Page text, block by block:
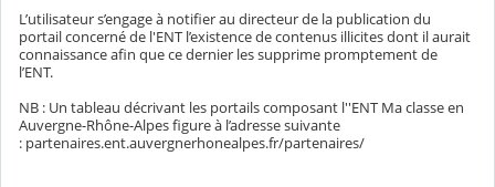
L’utilisateur s’engage à notifier au directeur de la publication du
portail concerné de l'ENT l’existence de contenus illicites dont il aurait
connaissance afin que ce dernier les supprime promptement de
l’ENT.
NB : Un tableau décrivant les portails composant l''ENT Ma classe en
Auvergne-Rhône-Alpes figure à l’adresse suivante
: partenaires.ent.auvergnerhonealpes.fr/partenaires/